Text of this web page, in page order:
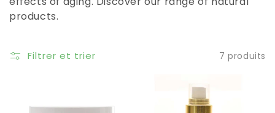
products.
Filtrer et trier 7 produits